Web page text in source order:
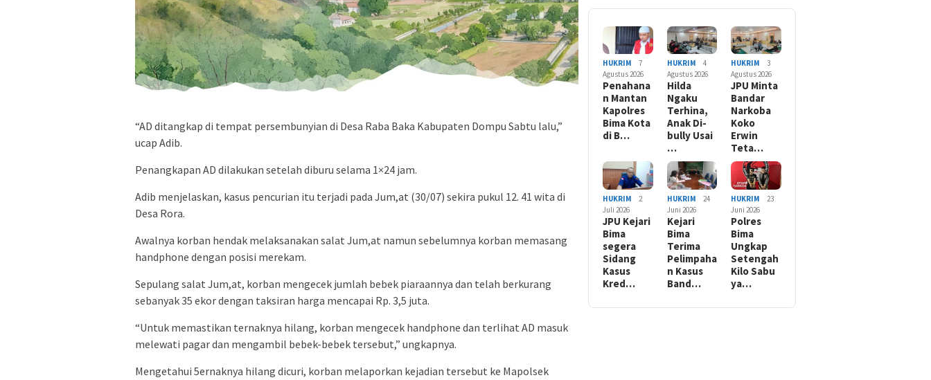
“AD ditangkap di tempat persembunyian di Desa Raba Baka Kabupaten Dompu Sabtu lalu,”
ucap Adib.
Penangkapan AD dilakukan setelah diburu selama 1×24 jam.
Adib menjelaskan, kasus pencurian itu terjadi pada Jum,at (30/07) sekira pukul 12. 41 wita di
Desa Rora.
Awalnya korban hendak melaksanakan salat Jum,at namun sebelumnya korban memasang
handphone dengan posisi merekam.
Sepulang salat Jum,at, korban mengecek jumlah bebek piaraannya dan telah berkurang
sebanyak 35 ekor dengan taksiran harga mencapai Rp. 3,5 juta.
“Untuk memastikan ternaknya hilang, korban mengecek handphone dan terlihat AD masuk
melewati pagar dan mengambil bebek-bebek tersebut,” ungkapnya.
Mengetahui 5ernaknya hilang dicuri, korban melaporkan kejadian tersebut ke Mapolsek
HUKRIM
7
Agustus 2026
Penahana
n Mantan
Kapolres
Bima Kota
di B…
HUKRIM
4
Agustus 2026
Hilda
Ngaku
Terhina,
Anak Di-
bully Usai
…
HUKRIM
3
Agustus 2026
JPU Minta
Bandar
Narkoba
Koko
Erwin
Teta…
HUKRIM
2
Juli 2026
JPU Kejari
Bima
segera
Sidang
Kasus
Kred…
HUKRIM
24
Juni 2026
Kejari
Bima
Terima
Pelimpaha
n Kasus
Band…
HUKRIM
23
Juni 2026
Polres
Bima
Ungkap
Setengah
Kilo Sabu
ya…